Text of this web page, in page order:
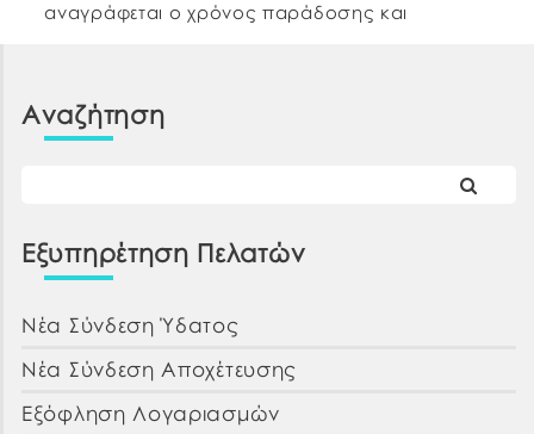
αναγράφεται ο χρόνος παράδοσης και
Αναζήτηση
Εξυπηρέτηση Πελατών
Νέα Σύνδεση Ύδατος
Νέα Σύνδεση Αποχέτευσης
Εξόφληση Λογαριασμών